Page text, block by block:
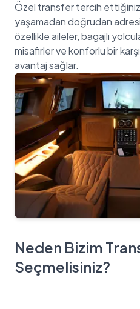
Özel transfer tercih
yaşamadan doğrudan
özellikle aileler, bagajlı
misafirler ve konforlu bir
Neden Bizim
Seçmelisiniz?